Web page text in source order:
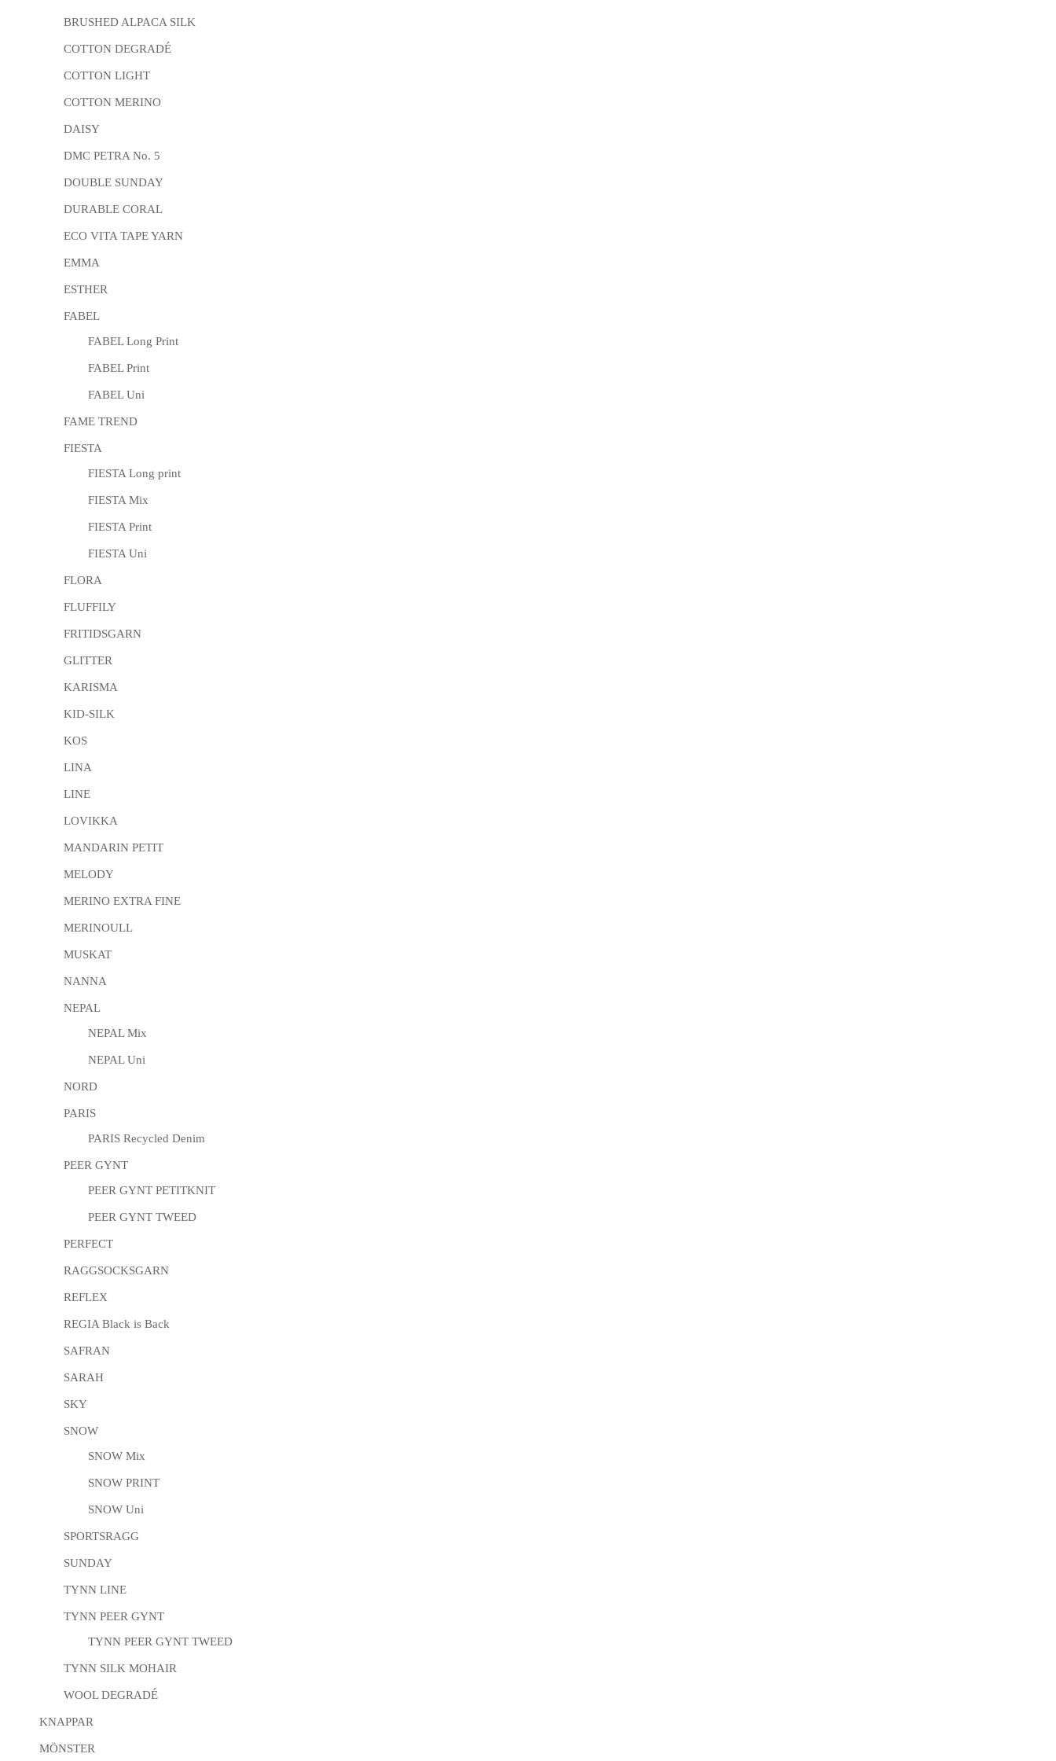
BRUSHED ALPACA SILK
COTTON DEGRADÉ
COTTON LIGHT
COTTON MERINO
DAISY
DMC PETRA No. 5
DOUBLE SUNDAY
DURABLE CORAL
ECO VITA TAPE YARN
EMMA
ESTHER
FABEL
FABEL Long Print
FABEL Print
FABEL Uni
FAME TREND
FIESTA
FIESTA Long print
FIESTA Mix
FIESTA Print
FIESTA Uni
FLORA
FLUFFILY
FRITIDSGARN
GLITTER
KARISMA
KID-SILK
KOS
LINA
LINE
LOVIKKA
MANDARIN PETIT
MELODY
MERINO EXTRA FINE
MERINOULL
MUSKAT
NANNA
NEPAL
NEPAL Mix
NEPAL Uni
NORD
PARIS
PARIS Recycled Denim
PEER GYNT
PEER GYNT PETITKNIT
PEER GYNT TWEED
PERFECT
RAGGSOCKSGARN
REFLEX
REGIA Black is Back
SAFRAN
SARAH
SKY
SNOW
SNOW Mix
SNOW PRINT
SNOW Uni
SPORTSRAGG
SUNDAY
TYNN LINE
TYNN PEER GYNT
TYNN PEER GYNT TWEED
TYNN SILK MOHAIR
WOOL DEGRADÉ
KNAPPAR
MÖNSTER